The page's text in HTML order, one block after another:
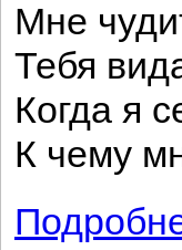
Мне
Тебя
Когда я
К чему